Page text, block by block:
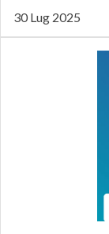
30 Lug 2025